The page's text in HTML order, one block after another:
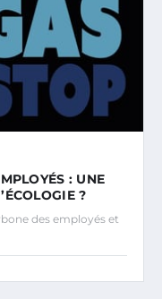
: UNE
?
des employés et